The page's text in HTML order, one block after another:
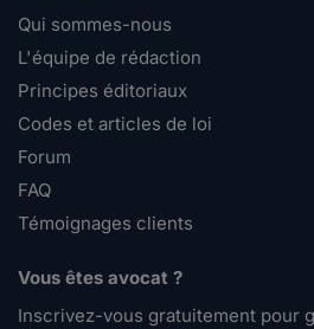
Qui sommes-nous
L'équipe de rédaction
Principes éditoriaux
Codes et articles de loi
Forum
FAQ
Témoignages clients
Vous êtes avocat ?
Inscrivez-vous gratuitement pour